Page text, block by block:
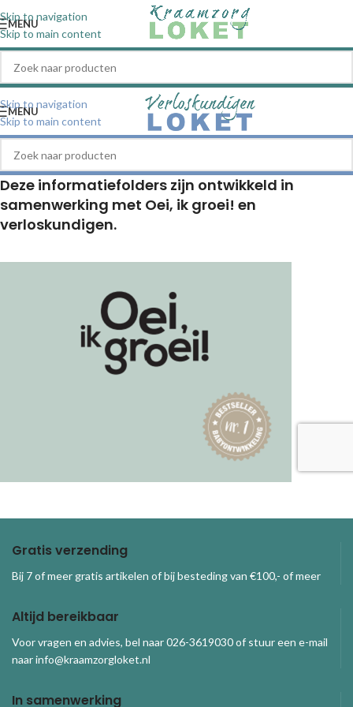
Skip to navigation
Skip to main content
MENU
Gratis verzending
Bij 7 of meer gratis artikelen of bij besteding van €100,- of meer
Altijd bereikbaar
Voor vragen en advies, bel naar 026-3619030 of stuur een e-mail
naar info@kraamzorgloket.nl
In samenwerking